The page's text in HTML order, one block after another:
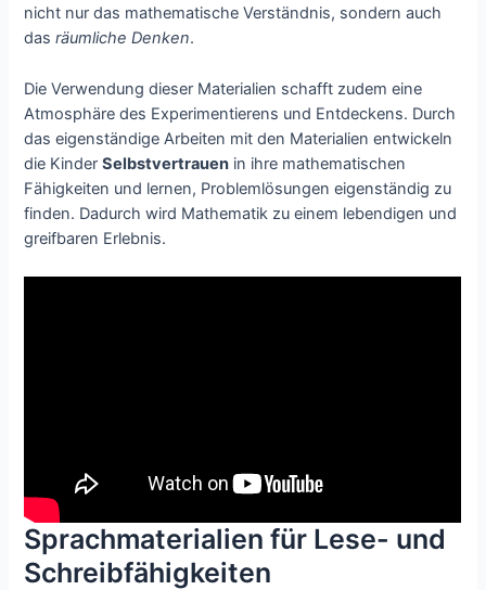
nicht nur das mathematische Verständnis, sondern auch
dasräumliche Denken.
Die Verwendung dieser Materialien schafft zudem eine
Atmosphäre des Experimentierens und Entdeckens. Durch
das eigenständige Arbeiten mit den Materialien entwickeln
die KinderSelbstvertrauen in ihre mathematischen
Fähigkeiten und lernen, Problemlösungen eigenständig zu
finden. Dadurch wird Mathematik zu einem lebendigen und
greifbaren Erlebnis.
Sprachmaterialien für Lese- und
Schreibfähigkeiten